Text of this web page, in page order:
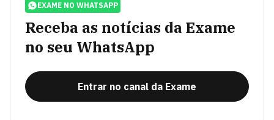
EXAME NO WHATSAPP
Receba as notícias da Exame
no seu WhatsApp
Entrar no canal da Exame